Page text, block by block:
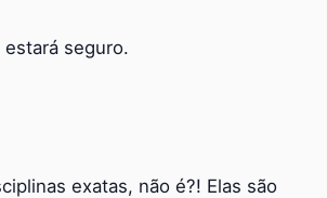
seguro.
exatas, não é?! Elas são